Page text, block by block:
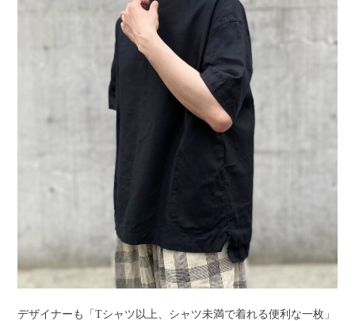
デザイナーも「Tシャツ以上、シャツ未満で着れる便利な一枚」